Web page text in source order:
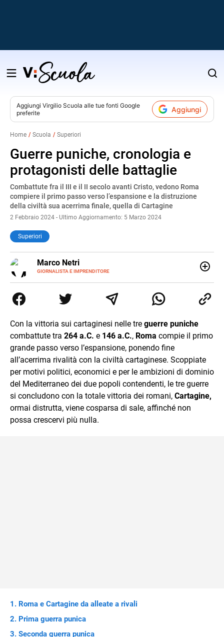
Salta
contenuto
Aggiungi Virgilio Scuola alle tue fonti Google
preferite
Aggiungi
Home Scuola Superiori
Guerre puniche, cronologia e
protagonisti delle battaglie
Combattute fra il III e il II secolo avanti Cristo, vedono Roma
compiere il primo passo verso l’espansione e la distruzione
della civiltà sua acerrima finale, quella di Cartagine
2 Febbraio 2024 - Ultimo Aggiornamento: 5 Marzo 2024
Superiori
Marco Netri
GIORNALISTA E IMPRENDITORE
E-
MAIL
Giornalismo conseguiti alla Luiss, ho associato la
passione per la scrittura a quello per lo studio
imprenditore di me stesso.
Con la vittoria sui cartaginesi nelle tre guerre puniche
combattute tra 264 a.C. e 146 a.C., Roma compie il primo
grande passo verso l’espansione, ponendo fine
all’acerrima rivalità con la civiltà cartaginese. Scoppiate
per motivi politici, economici e per le ambizioni di dominio
del Mediterraneo dei due popoli contendenti, le tre guerre
si concludono con la totale vittoria dei romani, Cartagine,
ormai distrutta, viene cosparsa di sale, affinché non
possa crescervi più nulla.
Roma e Cartagine da alleate a rivali
Prima guerra punica
Seconda guerra punica